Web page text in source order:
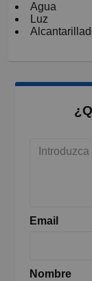
Agua
Luz
Email
Nombre